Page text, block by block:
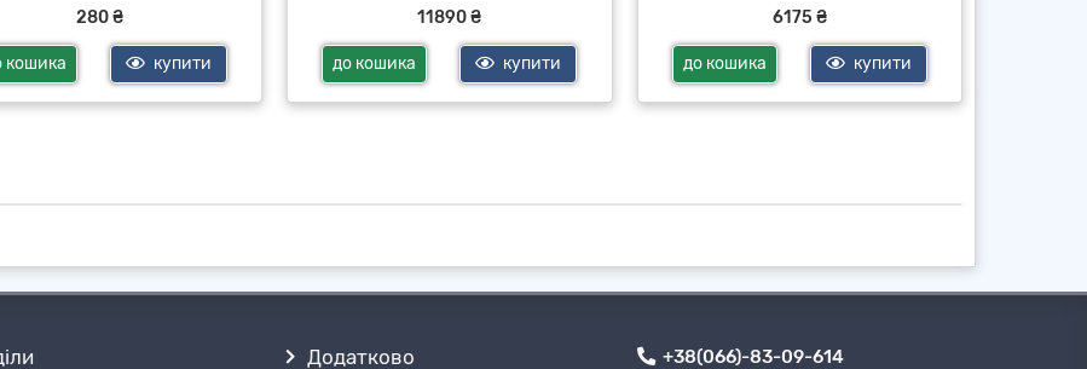
280 ₴
кошика купити
11890 ₴
до кошика купити
6175 ₴
до кошика купити
Додатково +38(066)-83-09-614